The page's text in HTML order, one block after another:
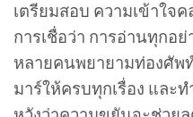
เตรียมสอบ ความเข้าใจ
การเชื่อว่า การอ่านทุกอ
หลายคนพยายามท่องศัพ
มาร์ให้ครบทุกเรื่อง และ